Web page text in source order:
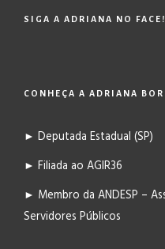
SIGA A ADRIANA NO FACE!
CONHEÇA A ADRIANA
► Deputada Estadual (SP)
► Filiada ao AGIR36
► Membro da ANDESP –
Servidores Públicos